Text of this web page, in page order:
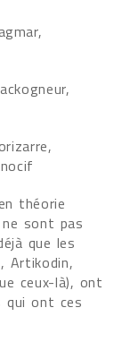
théorie
sont pas
que les
Artikodin,
ceux-là), ont
qui ont ces